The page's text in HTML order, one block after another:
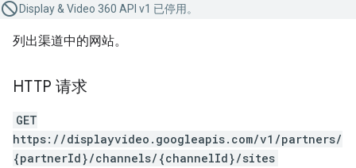
Display & Video 360 API v1 已停用。
列出渠道中的网站。
HTTP 请求
GET
https://displayvideo.googleapis.com/v1/partners/
{partnerId}/channels/{channelId}/sites